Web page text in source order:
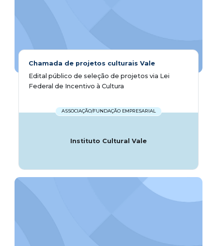
Chamada de projetos culturais Vale
Edital público de seleção de projetos via Lei
Federal de Incentivo à Cultura
ASSOCIAÇÃO/FUNDAÇÃO EMPRESARIAL
Instituto Cultural Vale